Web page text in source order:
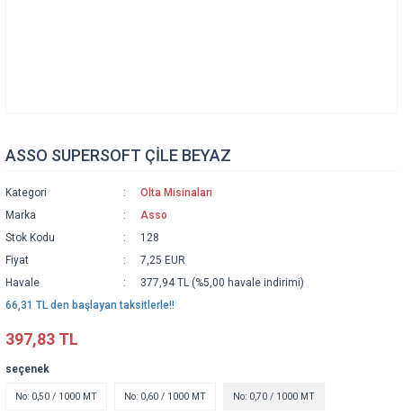
ASSO SUPERSOFT ÇİLE BEYAZ
Kategori
Olta Misinaları
Marka
Asso
Stok Kodu
128
Fiyat
7,25 EUR
Havale
377,94 TL (%5,00 havale indirimi)
66,31 TL den başlayan taksitlerle!!
397,83 TL
seçenek
No: 0,50 / 1000 MT No: 0,60 / 1000 MT No: 0,70 / 1000 MT